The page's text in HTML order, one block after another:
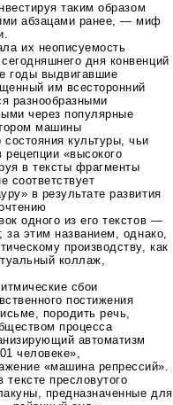
таким образом
абзацами ранее, — миф
их неописуемость
дня конвенций
годы выдвигавшие
им всесторонний
разнообразными
через популярные
машины
культуры, чьи
«высокого
в тексты фрагменты
соответствует
в результате развития
одного из его текстов —
за этим названием, однако,
производству, как
коллаж,
сбои
постижения
породить речь,
процесса
автоматизм
человеке»,
«машина репрессий».
пресловутого
предназначенные для